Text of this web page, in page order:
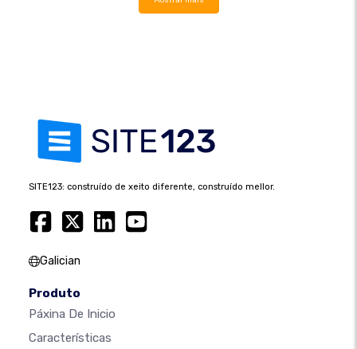
SITE123: construído de xeito diferente, construído mellor.
Galician
Produto
Páxina De Inicio
Características